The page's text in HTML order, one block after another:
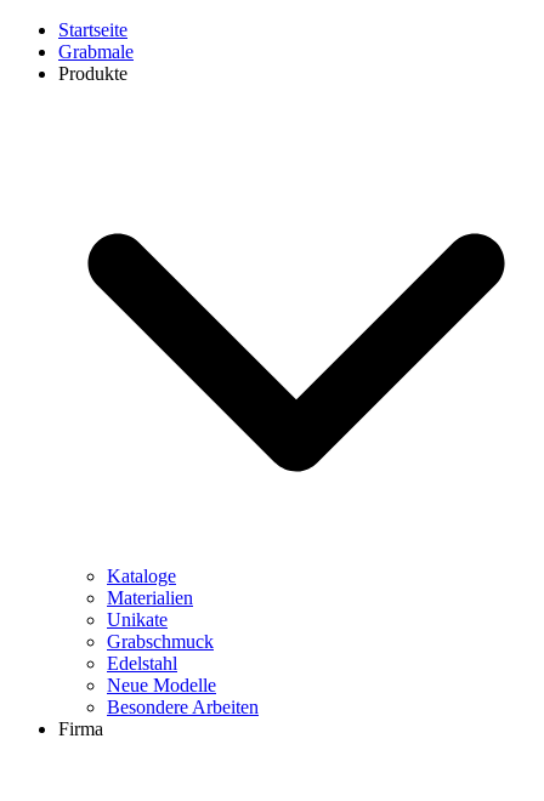
Startseite
Grabmale
Produkte
Kataloge
Materialien
Unikate
Grabschmuck
Edelstahl
Neue Modelle
Besondere Arbeiten
Firma